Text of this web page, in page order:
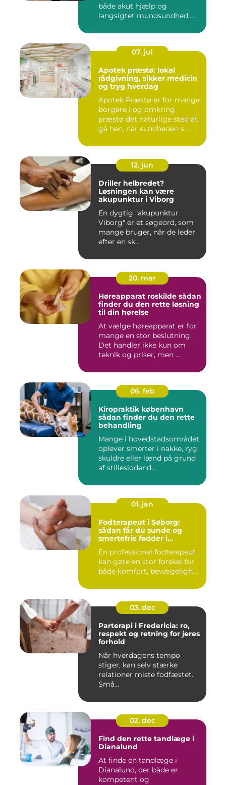
både akut hjælp og
langsigtet mundsundhed,
07. jul
Apotek præstø: lokal
rådgivning, sikker medicin
og tryg hverdag
Apotek Præstø er for mange
borgere i og omkring
præstø det naturlige sted at
gå hen, når sundheden s...
12. jun
Driller helbredet?
Løsningen kan være
akupunktur i Viborg
En dygtig "akupunktur
Viborg" er et søgeord, som
mange bruger, når de leder
efter en sk...
20. mar
Høreapparat roskilde sådan
finder du den rette løsning
til din hørelse
At vælge høreapparat er for
mange en stor beslutning.
Det handler ikke kun om
teknik og priser, men ...
06. feb
Kiropraktik københavn
sådan finder du den rette
behandling
Mange i hovedstadsområdet
oplever smerter i nakke, ryg,
skuldre eller lænd på grund
af stillesiddend...
01. jan
Fodterapeut i Søborg:
sådan får du sunde og
smertefrie fødder i
En professionel fodterapeut
kan gøre en stor forskel for
både komfort, bevægeligh...
03. dec
Parterapi i Fredericia: ro,
respekt og retning for jeres
forhold
Når hverdagens tempo
stiger, kan selv stærke
relationer miste fodfæstet.
Små...
02. dec
Find den rette tandlæge i
Dianalund
At finde en tandlæge i
Dianalund, der både er
kompetent og